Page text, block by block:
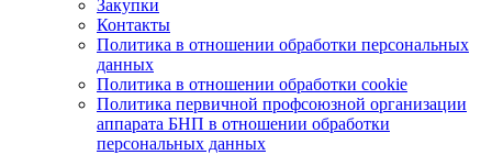
Закупки
Контакты
Политика в отношении обработки персональных
данных
Политика в отношении обработки cookie
Политика первичной профсоюзной организации
аппарата БНП в отношении обработки
персональных данных